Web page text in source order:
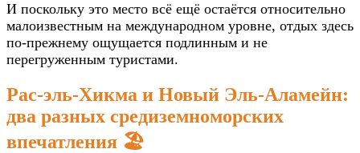
И поскольку это место всё ещё остаётся относительно
малоизвестным на международном уровне, отдых здесь
по-прежнему ощущается подлинным и не
перегруженным туристами.
Рас-эль-Хикма и Новый Эль-Аламейн:
два разных средиземноморских
впечатления 🏖️